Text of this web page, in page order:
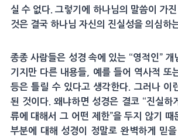
실 수 없다. 그렇기에 하나님의 말씀이 가
것은 결국 하나님 자신의 진실성을 의심하
종종 사람들은 성경 속에 있는 “영적인” 개
기지만 다른 내용들, 예를 들어 역사적 또
등은 틀릴 수 있다고 생각한다. 그러나 이
된 것이다. 왜냐하면 성경은 결코 “진실하
류에 대해서 그 어떤 제한”을 두지 않기 때
부분에 대해 성경이 정말로 완벽하게 믿